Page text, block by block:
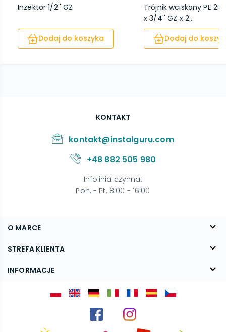
Inżektor 1/2'' GZ
Dodaj do koszyka
Trójnik wciskany PE
x 3/4'' GZ x 2...
Dodaj do
O MARCE
O nas
Blog
STREFA KLIENTA
FAQ
INFORMACJE
KONTAKT
kontakt@instalguru.com
+48 882 505 980
Infolinia czynna:
Pon. - Pt. 8:00 - 16:00